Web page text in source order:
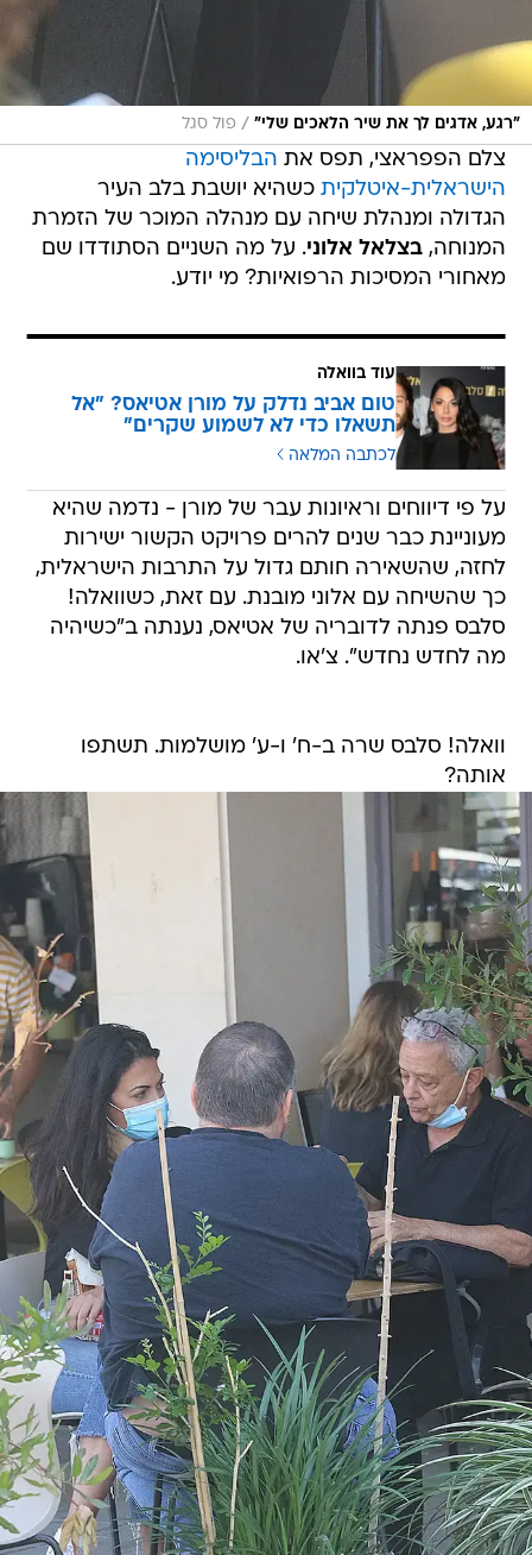
"רגע, אדגים לך את שיר הלאכים שלי" / פול סגל
צלם הפפראצי, תפס את הבליסימה
הישראלית-איטלקית כשהיא יושבת בלב העיר
הגדולה ומנהלת שיחה עם מנהלה המוכר של הזמרת
המנוחה,בצלאל אלוני. על מה השניים הסתודדו שם
מאחורי המסיכות הרפואיות? מי יודע.
עוד בוואלה
טום אביב נדלק על מורן אטיאס? "אל
תשאלו כדי לא לשמוע שקרים"
לכתבה המלאה
על פי דיווחים וראיונות עבר של מורן - נדמה שהיא
מעוניינת כבר שנים להרים פרויקט הקשור ישירות
לחזה, שהשאירה חותם גדול על התרבות הישראלית,
כך שהשיחה עם אלוני מובנת. עם זאת, כשוואלה!
סלבס פנתה לדובריה של אטיאס, נענתה ב"כשיהיה
מה לחדש נחדש". צ'או.
וואלה! סלבס שרה ב-ח' ו-ע' מושלמות. תשתפו
אותה?